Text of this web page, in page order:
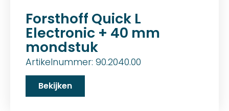
Forsthoff Quick L
Electronic + 40 mm
mondstuk
Artikelnummer: 90.2040.00
Bekijken